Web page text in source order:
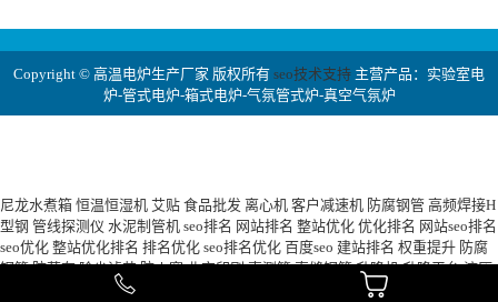
Copyright © 高温电炉生产厂家 版权所有 seo技术支持 主营产品：实验室电
炉-管式电炉-箱式电炉-气氛管式炉-真空气氛炉
尼龙水煮箱 恒温恒湿机 艾贴 食品批发 离心机 客户减速机 防腐钢管 高频焊接H
型钢 管线探测仪 水泥制管机 seo排名 网站排名 整站优化 优化排名 网站seo排名
seo优化 整站优化排名 排名优化 seo排名优化 百度seo 建站排名 权重提升 防腐
钢管 防草布 除尘滤芯 防火窗 北京印刷 声测管 直缝钢管 升降机 升降平台 液压
压滤机 土工布